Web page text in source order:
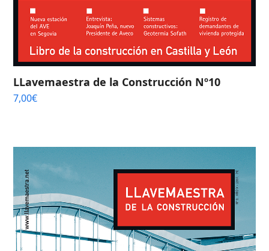
LLavemaestra de la Construcción Nº10
7,00€